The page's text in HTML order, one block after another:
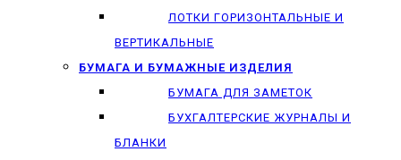
ЛОТКИ ГОРИЗОНТАЛЬНЫЕ И
ВЕРТИКАЛЬНЫЕ
БУМАГА И БУМАЖНЫЕ ИЗДЕЛИЯ
БУМАГА ДЛЯ ЗАМЕТОК
БУХГАЛТЕРСКИЕ ЖУРНАЛЫ И
БЛАНКИ